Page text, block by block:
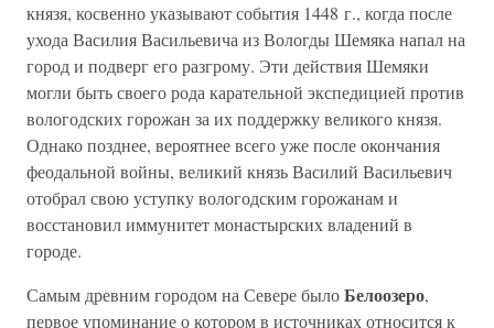
князя, косвенно указывают события 1448 г., когда после
ухода Василия Васильевича из Вологды Шемяка напал на
город и подверг его разгрому. Эти действия Шемяки
могли быть своего рода карательной экспедицией против
вологодских горожан за их поддержку великого князя.
Однако позднее, вероятнее всего уже после окончания
феодальной войны, великий князь Василий Васильевич
отобрал свою уступку вологодским горожанам и
восстановил иммунитет монастырских владений в
городе.
Самым древним городом на Севере былоБелоозеро,
первое упоминание о котором в источниках относится к